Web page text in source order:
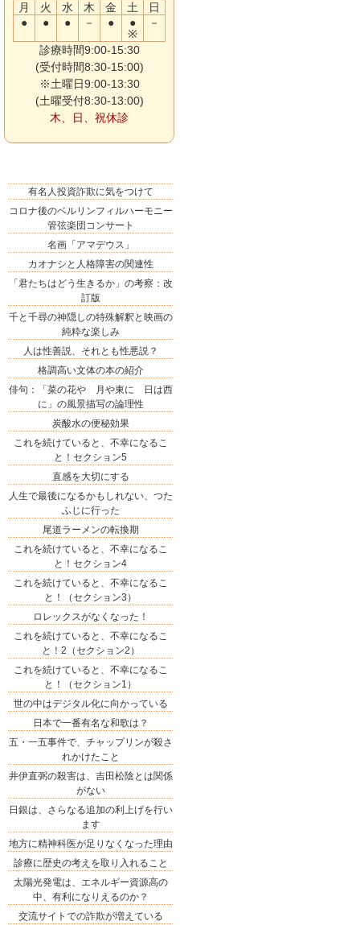
月 火 水 木 金 土
日
●
● ● － ●
●
※
－
診療時間9:00-15:30
(受付時間8:30-15:00)
※土曜日9:00-13:30
(土曜受付8:30-13:00)
木、日、祝休診
有名人投資詐欺に気をつけて
コロナ後のベルリンフィルハーモニー
管弦楽団コンサート
名画「アマデウス」
カオナシと人格障害の関連性
「君たちはどう生きるか」の考察：改
訂版
千と千尋の神隠しの特殊解釈と映画の
純粋な楽しみ
人は性善説、それとも性悪説？
格調高い文体の本の紹介
俳句：「菜の花や 月や東に 日は西
に」の風景描写の論理性
炭酸水の便秘効果
これを続けていると、不幸になるこ
と！セクション5
直感を大切にする
人生で最後になるかもしれない、つた
ふじに行った
尾道ラーメンの転換期
これを続けていると、不幸になるこ
と！セクション4
これを続けていると、不幸になるこ
と！（セクション3）
ロレックスがなくなった！
これを続けていると、不幸になるこ
と！2（セクション2）
これを続けていると、不幸になるこ
と！（セクション1）
世の中はデジタル化に向かっている
日本で一番有名な和歌は？
五・一五事件で、チャップリンが殺さ
れかけたこと
井伊直弼の殺害は、吉田松陰とは関係
がない
日銀は、さらなる追加の利上げを行い
ます
地方に精神科医が足りなくなった理由
診療に歴史の考えを取り入れること
太陽光発電は、エネルギー資源高の
中、有利になりえるのか？
交流サイトでの詐欺が増えている